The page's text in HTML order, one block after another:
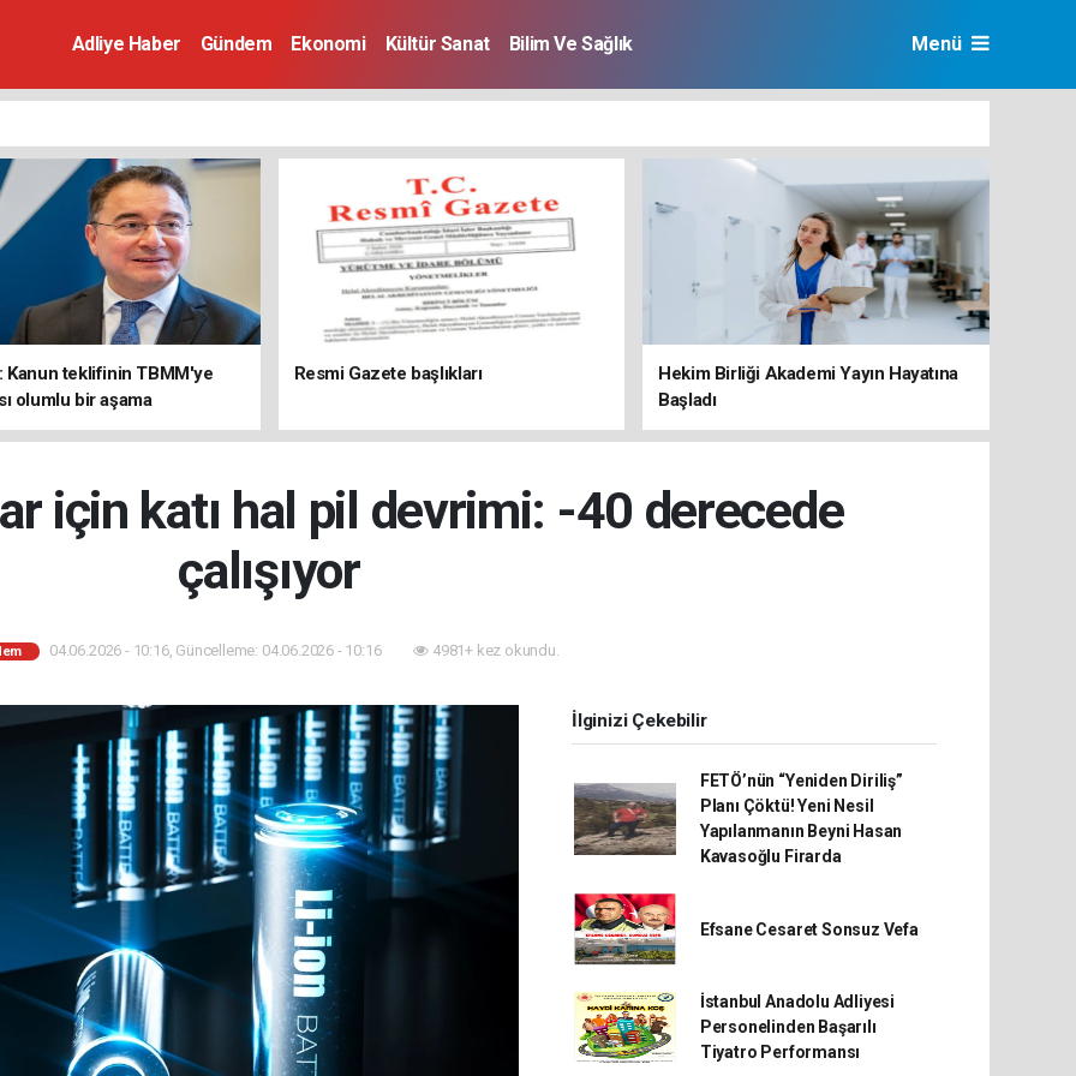
Adliye Haber Gündem Ekonomi Kültür Sanat Bilim Ve Sağlık Menü
Kanun teklifinin TBMM'ye
olumlu bir aşama
Resmi Gazete başlıkları
Hekim Birliği Akademi Yayın Hayatına
Başladı
için katı hal pil devrimi: -40 derecede
çalışıyor
04.06.2026 - 10:16, Güncelleme: 04.06.2026 - 10:16 4981+ kez okundu.
İlginizi Çekebilir
FETÖ’nün “Yeniden Diriliş”
Planı Çöktü! Yeni Nesil
Yapılanmanın Beyni Hasan
Kavasoğlu Firarda
Efsane Cesaret Sonsuz Vefa
İstanbul Anadolu Adliyesi
Personelinden Başarılı
Tiyatro Performansı